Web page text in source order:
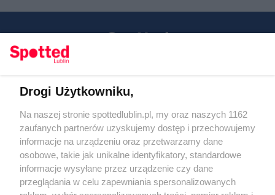
KATEGORIE
Regulamin
Polityka prywatności
RODO
Warunki korzystania z treści
Drogi Użytkowniku,
Na naszej stronie spottedlublin.pl, my oraz naszych 1162
zaufanych partnerów uzyskujemy dostęp i przechowujemy
informacje na urządzeniu oraz przetwarzamy dane
osobowe, takie jak unikalne identyfikatory, standardowe
informacje wysyłane przez urządzenie czy dane
przeglądania w celu zapewniania spersonalizowanych